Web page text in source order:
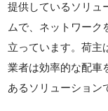
提供しているソリュ
ムで、ネットワーク
立っています。荷主
業者は効率的な配車
あるソリューション